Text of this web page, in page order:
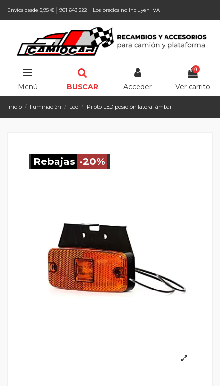
Envíos desde 5,95 € 961 643 222 Los precios no incluyen IVA
Menú BUSCAR Acceder
0
Ver carrito
Inicio Iluminación Led Piloto LED posición lateral ámbar
Rebajas -20%